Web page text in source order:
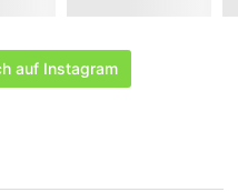
auf Instagram